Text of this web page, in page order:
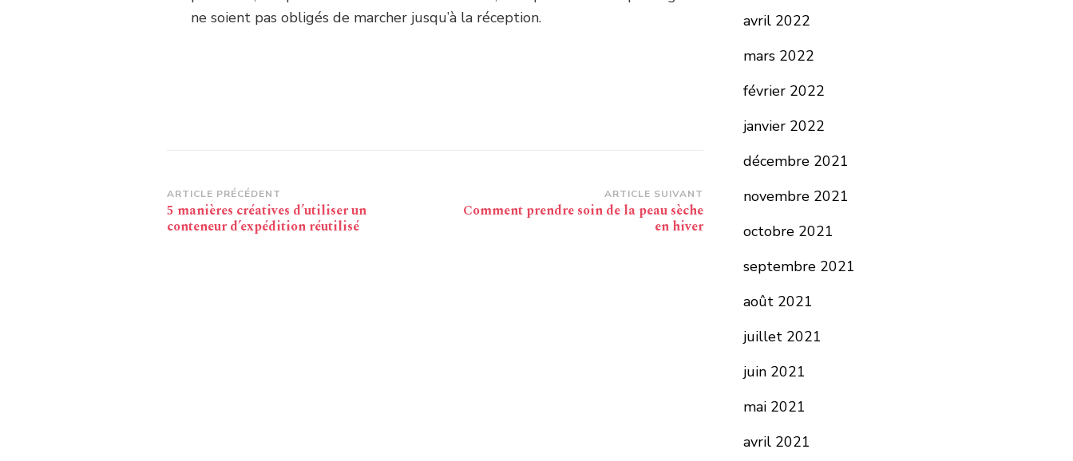
ne soient pas obligés de marcher jusqu’à la réception.
Navigation
d’article
ARTICLE PRÉCÉDENT
5 manières créatives d’utiliser un
conteneur d’expédition réutilisé
ARTICLE SUIVANT
Comment prendre soin de la peau sèche
en hiver
avril 2022
mars 2022
février 2022
janvier 2022
décembre 2021
novembre 2021
octobre 2021
septembre 2021
août 2021
juillet 2021
juin 2021
mai 2021
avril 2021